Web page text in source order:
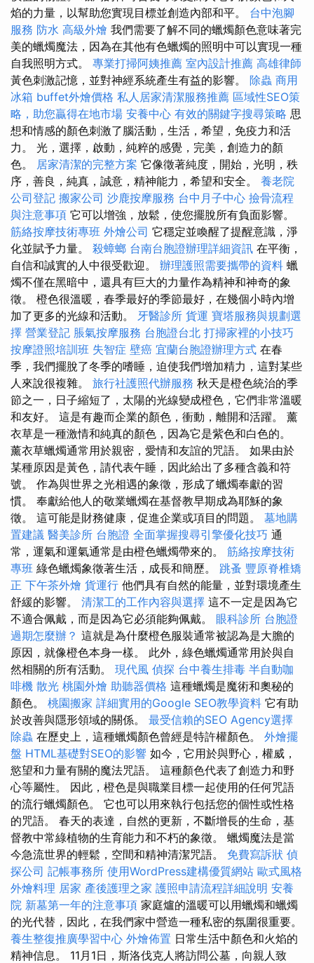
焰的力量，以幫助您實現目標並創造內部和平。 台中泡腳
服務 防水 高級外燴 我們需要了解不同的蠟燭顏色意味著完
美的蠟燭魔法，因為在其他有色蠟燭的照明中可以實現一種
自我照明方式。 專業打掃阿姨推薦 室內設計推薦 高雄律師
黃色刺激記憶，並對神經系統產生有益的影響。 除蟲 商用
冰箱 buffet外燴價格 私人居家清潔服務推薦 區域性SEO策
略，助您贏得在地市場 安養中心 有效的關鍵字搜尋策略 思
想和情感的顏色刺激了腦活動，生活，希望，免疫力和活
力。 光，選擇，啟動，純粹的感覺，完美，創造力的顏
色。 居家清潔的完整方案 它像徵著純度，開始，光明，秩
序，善良，純真，誠意，精神能力，希望和安全。 養老院
公司登記 搬家公司 沙鹿按摩服務 台中月子中心 撿骨流程
與注意事項 它可以增強，放鬆，使您擺脫所有負面影響。
筋絡按摩技術專班 外燴公司 它穩定並喚醒了提醒意識，淨
化並賦予力量。 殺蟑螂 台南台胞證辦理詳細資訊 在平衡，
自信和誠實的人中很受歡迎。 辦理護照需要攜帶的資料 蠟
燭不僅在黑暗中，還具有巨大的力量作為精神和神奇的象
徵。 橙色很溫暖，春季最好的季節最好，在幾個小時內增
加了更多的光線和活動。 牙醫診所 貨運 寶塔服務與規劃選
擇 營業登記 脹氣按摩服務 台胞證台北 打掃家裡的小技巧
按摩證照培訓班 失智症 壁癌 宜蘭台胞證辦理方式 在春
季，我們擺脫了冬季的嗜睡，迫使我們增加精力，這對某些
人來說很複雜。 旅行社護照代辦服務 秋天是橙色統治的季
節之一，日子縮短了，太陽的光線變成橙色，它們非常溫暖
和友好。 這是有趣而企業的顏色，衝動，離開和活躍。 薰
衣草是一種激情和純真的顏色，因為它是紫色和白色的。
薰衣草蠟燭通常用於親密，愛情和友誼的咒語。 如果由於
某種原因是黃色，請代表午睡，因此給出了多種含義和符
號。 作為與世界之光相遇的象徵，形成了蠟燭奉獻的習
慣。 奉獻給他人的敬業蠟燭在基督教早期成為耶穌的象
徵。 這可能是財務健康，促進企業或項目的問題。 墓地購
置建議 醫美診所 台胞證 全面掌握搜尋引擎優化技巧 通
常，運氣和運氣通常是由橙色蠟燭帶來的。 筋絡按摩技術
專班 綠色蠟燭象徵著生活，成長和簡歷。 跳蚤 豐原脊椎矯
正 下午茶外燴 貨運行 他們具有自然的能量，並對環境產生
舒緩的影響。 清潔工的工作內容與選擇 這不一定是因為它
不適合佩戴，而是因為它必須能夠佩戴。 眼科診所 台胞證
過期怎麼辦？ 這就是為什麼橙色服裝通常被認為是大膽的
原因，就像橙色本身一樣。 此外，綠色蠟燭通常用於與自
然相關的所有活動。 現代風 偵探 台中養生排毒 半自動咖
啡機 散光 桃園外燴 助聽器價格 這種蠟燭是魔術和奧秘的
顏色。 桃園搬家 詳細實用的Google SEO教學資料 它有助
於改善與隱形領域的關係。 最受信賴的SEO Agency選擇
除蟲 在歷史上，這種蠟燭顏色曾經是特許權顏色。 外燴擺
盤 HTML基礎對SEO的影響 如今，它用於與野心，權威，
慾望和力量有關的魔法咒語。 這種顏色代表了創造力和野
心等屬性。 因此，橙色是與職業目標一起使用的任何咒語
的流行蠟燭顏色。 它也可以用來執行包括您的個性或性格
的咒語。 春天的表達，自然的更新，不斷增長的生命，基
督教中常綠植物的生育能力和不朽的象徵。 蠟燭魔法是當
今急流世界的輕鬆，空間和精神清潔咒語。 免費寫訴狀 偵
探公司 記帳事務所 使用WordPress建構優質網站 歐式風格
外燴料理 居家 產後護理之家 護照申請流程詳細說明 安養
院 新墓第一年的注意事項 家庭爐的溫暖可以用蠟燭和蠟燭
的光代替，因此，在我們家中營造一種私密的氛圍很重要。
養生整復推廣學習中心 外燴佈置 日常生活中顏色和火焰的
精神信息。 11月1日，斯洛伐克人將訪問公墓，向親人致